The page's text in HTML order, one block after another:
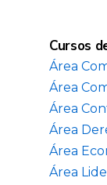
Cursos
Área
Área
Área
Área
Área
Área